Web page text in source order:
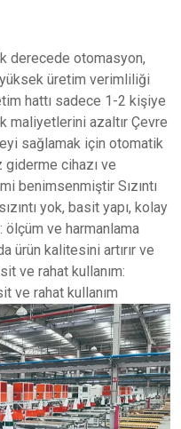
derecede otomasyon,
üretim verimliliği
hattı sadece 1-2 kişiye
maliyetlerini azaltır Çevre
sağlamak için otomatik
cihazı ve
benimsenmiştir Sızıntı
yok, basit yapı, kolay
ve harmanlama
ürün kalitesini artırır ve
ve rahat kullanım:
ve rahat kullanım